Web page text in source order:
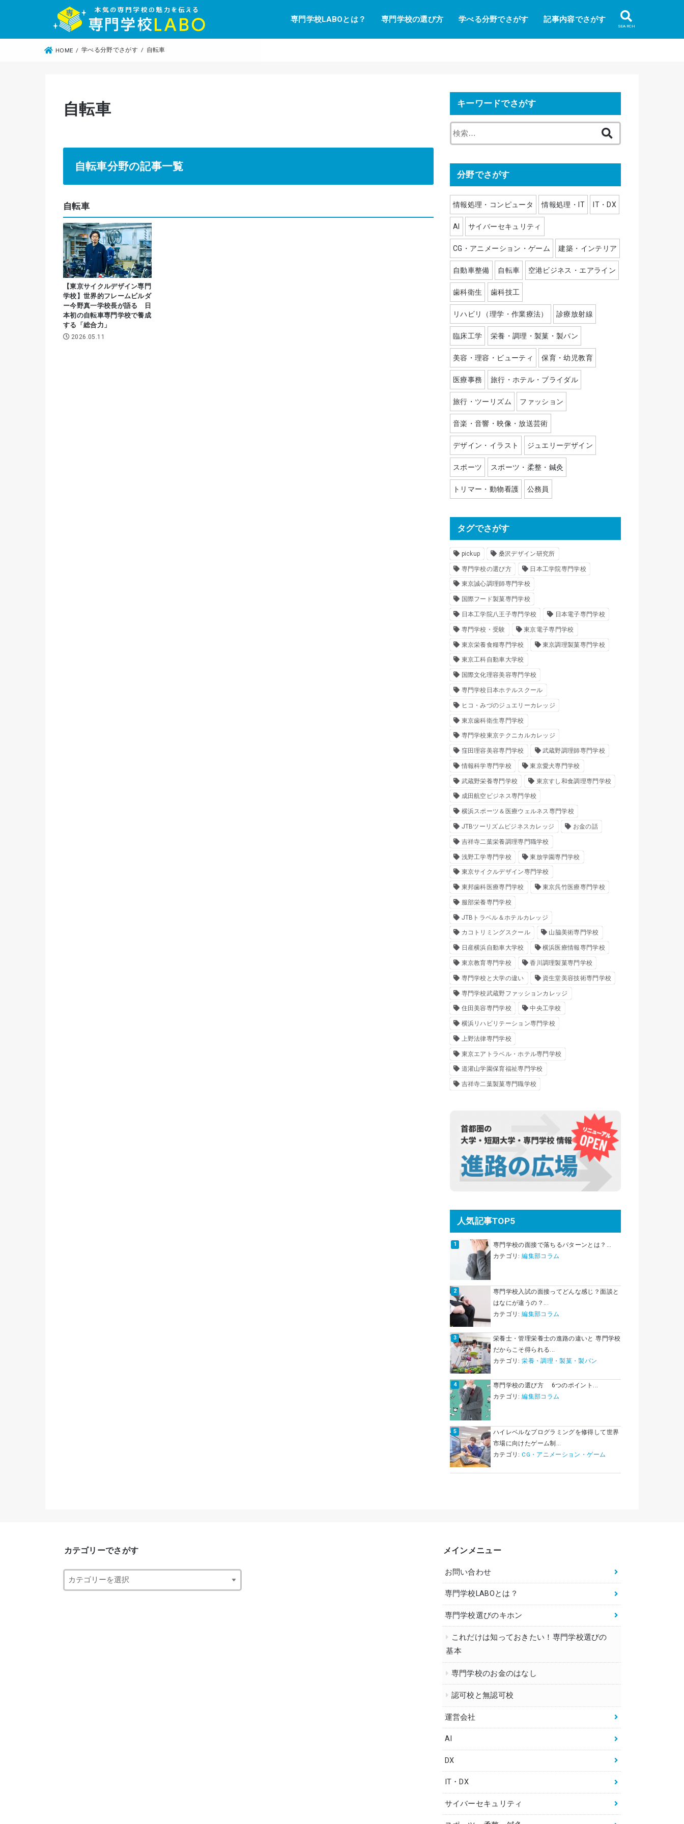
専門学校LABOとは？ 専門学校の選び方 学べる分野でさがす 記事内容でさがす
SEARCH
HOME 学べる分野でさがす 自転車
自転車
自転車分野の記事一覧
自転車
【東京サイクルデザイン専門
学校】世界的フレームビルダ
ー今野真一学校長が語る 日
本初の自転車専門学校で養成
する「総合力」
2026.05.11
キーワードでさがす
索
分野でさがす
情報処理・コンピュータ 情報処理・IT IT・DX
AI サイバーセキュリティ
CG・アニメーション・ゲーム 建築・インテリア
自動車整備 自転車 空港ビジネス・エアライン
歯科衛生 歯科技工
リハビリ（理学・作業療法） 診療放射線
臨床工学 栄養・調理・製菓・製パン
美容・理容・ビューティ 保育・幼児教育
医療事務 旅行・ホテル・ブライダル
旅行・ツーリズム ファッション
音楽・音響・映像・放送芸術
デザイン・イラスト ジュエリーデザイン
スポーツ スポーツ・柔整・鍼灸
トリマー・動物看護 公務員
タグでさがす
pickup 桑沢デザイン研究所
専門学校の選び方 日本工学院専門学校
東京誠心調理師専門学校
国際フード製菓専門学校
日本工学院八王子専門学校 日本電子専門学校
専門学校・受験 東京電子専門学校
東京栄養食糧専門学校 東京調理製菓専門学校
東京工科自動車大学校
国際文化理容美容専門学校
専門学校日本ホテルスクール
ヒコ・みづのジュエリーカレッジ
東京歯科衛生専門学校
専門学校東京テクニカルカレッジ
窪田理容美容専門学校 武蔵野調理師専門学校
情報科学専門学校 東京愛犬専門学校
武蔵野栄養専門学校 東京すし和食調理専門学校
成田航空ビジネス専門学校
横浜スポーツ＆医療ウェルネス専門学校
JTBツーリズムビジネスカレッジ お金の話
吉祥寺二葉栄養調理専門職学校
浅野工学専門学校 東放学園専門学校
東京サイクルデザイン専門学校
東邦歯科医療専門学校 東京呉竹医療専門学校
服部栄養専門学校
JTBトラベル＆ホテルカレッジ
カコトリミングスクール 山脇美術専門学校
日産横浜自動車大学校 横浜医療情報専門学校
東京教育専門学校 香川調理製菓専門学校
専門学校と大学の違い 資生堂美容技術専門学校
専門学校武蔵野ファッションカレッジ
住田美容専門学校 中央工学校
横浜リハビリテーション専門学校
上野法律専門学校
東京エアトラベル・ホテル専門学校
道灌山学園保育福祉専門学校
吉祥寺二葉製菓専門職学校
人気記事TOP5
専門学校の面接で落ちるパターンとは？...
カテゴリ:編集部コラム
専門学校入試の面接ってどんな感じ？面談と
はなにが違うの？...
カテゴリ:編集部コラム
栄養士・管理栄養士の進路の違いと 専門学校
だからこそ得られる...
カテゴリ:栄養・調理・製菓・製パン
専門学校の選び方 6つのポイント...
カテゴリ:編集部コラム
ハイレベルなプログラミングを修得して世界
市場に向けたゲーム制...
カテゴリ: CG・アニメーション・ゲーム
カテゴリーでさがす メインメニュー
お問い合わせ
専門学校LABOとは？
専門学校選びのキホン
これだけは知っておきたい！専門学校選びの
基本
専門学校のお金のはなし
認可校と無認可校
運営会社
AI
DX
IT・DX
サイバーセキュリティ